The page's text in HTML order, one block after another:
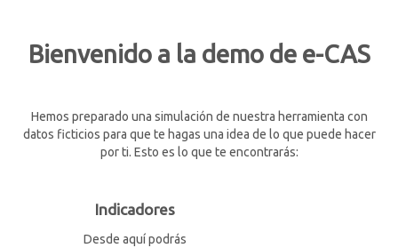
Bienvenido a la demo de e-CAS
Hemos preparado una simulación de nuestra herramienta con
datos ficticios para que te hagas una idea de lo que puede hacer
por ti. Esto es lo que te encontrarás:
Indicadores
Desde aquí podrás